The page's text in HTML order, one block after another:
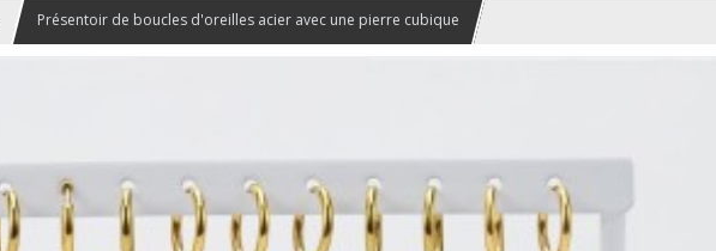
Présentoir de boucles d'oreilles acier avec une pierre cubique